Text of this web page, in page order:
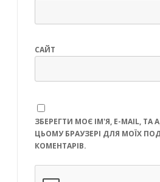
САЙТ
ЗБЕРЕГТИ МОЄ ІМ'Я, E-MAIL, ТА
ЦЬОМУ БРАУЗЕРІ ДЛЯ МОЇХ
КОМЕНТАРІВ.